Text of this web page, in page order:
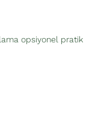
opsiyonel pratik